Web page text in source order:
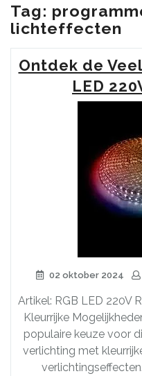
Tag:
lichteffecten
Ontdek de
LED
02 oktober 2024
Artikel: RGB LED 220V
Kleurrijke
populaire keuze voor
verlichting met